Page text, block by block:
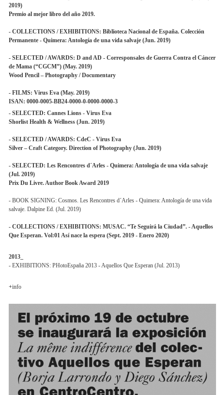
2019)
Premio al mejor libro del año 2019.
- COLLECTIONS / EXHIBITIONS: Biblioteca Nacional de España. Colección
Permanente - Quimera: Antología de una vida salvaje (Jun. 2019)
- SELECTED / AWARDS: D and AD - Corresponsales de Guerra Contra el Cáncer
de Mama (“CGCM”) (May. 2019)
Wood Pencil – Photography / Documentary
- FILMS: Virus Eva (May. 2019)
ISAN: 0000-0005-BB24-0000-0-0000-0000-3
- SELECTED: Cannes Lions - Virus Eva
Shorlist Health & Wellness (Jun. 2019)
- SELECTED / AWARDS: CdeC - Virus Eva
Silver – Craft Category. Direction of Photography (Jun. 2019)
- SELECTED: Les Rencontres d´Arles - Quimera: Antología de una vida salvaje
(Jul. 2019)
Prix Du Livre. Author Book Award 2019
- BOOK SIGNING: Cosmos. Les Rencontres d´Arles - Quimera: Antología de una vida
salvaje. Dalpine Ed. (Jul. 2019)
- COLLECTIONS / EXHIBITIONS: MUSAC. “Te Seguirá la Ciudad”. - Aquellos
Que Esperan. Vol:01 Así nace la espera (Sept. 2019 - Enero 2020)
2013_
- EXHIBITIONS: PHotoEspaña 2013 - Aquellos Que Esperan (Jul. 2013)
+info